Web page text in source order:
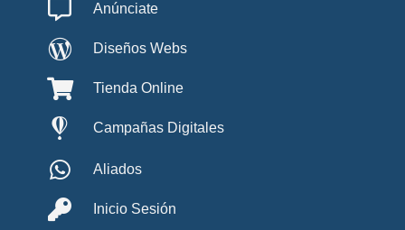
Anúnciate
Diseños Webs
Tienda Online
Campañas Digitales
Aliados
Inicio Sesión